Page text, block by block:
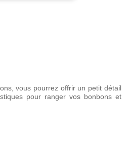
vous pourrez offrir un petit détail
pour ranger vos bonbons et